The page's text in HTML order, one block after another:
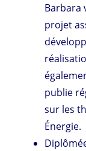
Barbara
projet
publie
sur les
Énergie.